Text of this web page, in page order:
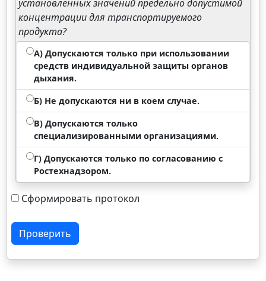
установленных значений предельно допустимой
концентрации для транспортируемого
продукта?
А) Допускаются только при использовании
средств индивидуальной защиты органов
дыхания.
Б) Не допускаются ни в коем случае.
В) Допускаются только
специализированными организациями.
Г) Допускаются только по согласованию с
Ростехнадзором.
Сформировать протокол
Проверить